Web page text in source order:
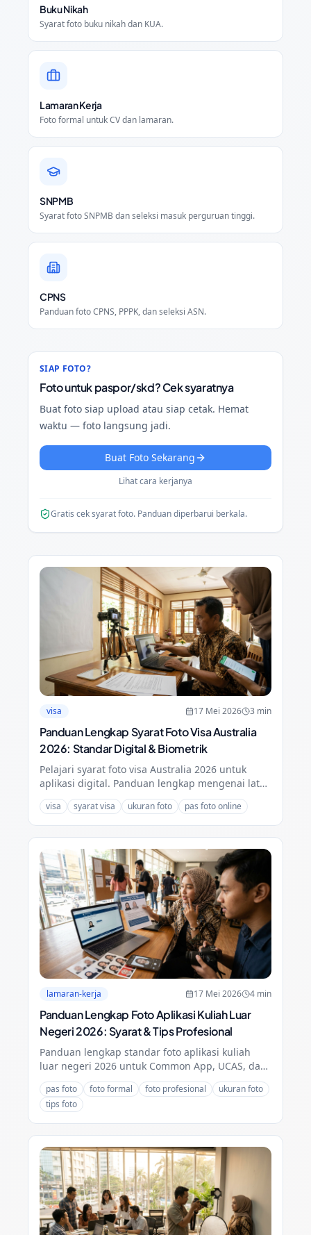
Buku Nikah
Syarat foto buku nikah dan KUA.
Lamaran Kerja
Foto formal untuk CV dan lamaran.
SNPMB
Syarat foto SNPMB dan seleksi masuk perguruan tinggi.
CPNS
Panduan foto CPNS, PPPK, dan seleksi ASN.
SIAP FOTO?
Foto untuk paspor/skd? Cek syaratnya
Buat foto siap upload atau siap cetak. Hemat
waktu — foto langsung jadi.
Buat Foto Sekarang
Lihat cara kerjanya
Gratis cek syarat foto. Panduan diperbarui berkala.
visa 17 Mei 2026 3 min
Panduan Lengkap Syarat Foto Visa Australia
2026: Standar Digital & Biometrik
Pelajari syarat foto visa Australia 2026 untuk
aplikasi digital. Panduan lengkap mengenai latar
belakang, kualitas file, dan tips agar foto lolos
verifikasi.
visa syarat visa ukuran foto pas foto online
lamaran-kerja 17 Mei 2026 4 min
Panduan Lengkap Foto Aplikasi Kuliah Luar
Negeri 2026: Syarat & Tips Profesional
Panduan lengkap standar foto aplikasi kuliah
luar negeri 2026 untuk Common App, UCAS, dan
MEXT. Pastikan profil Anda terlihat profesional
dan kredibel.
pas foto foto formal foto profesional
ukuran foto
tips foto